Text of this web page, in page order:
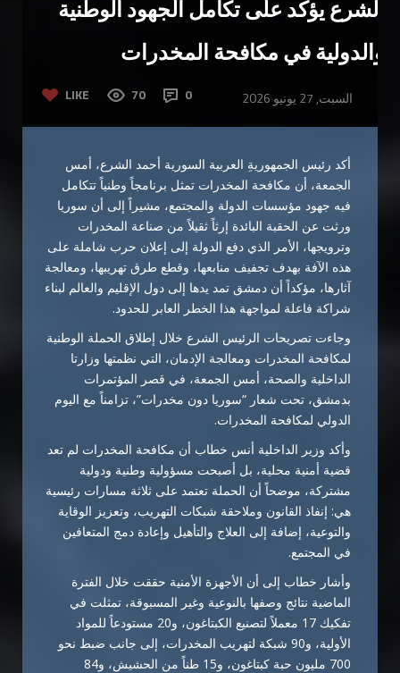
الشرع يؤكد على تكامل الجهود الوطنية
والدولية في مكافحة المخدرات
LIKE 70 0 السبت, 27 يونيو 2026
أكد رئيس الجمهوريةِ العربية السورية أحمد الشرع، أمس
الجمعة، أن مكافحة المخدرات تمثل برنامجاً وطنياً تتكامل
فيه جهود مؤسسات الدولة والمجتمع، مشيراً إلى أن سوريا
ورثت عن الحقبة البائدة إرثاً ثقيلاً من صناعة المخدرات
وترويجها، الأمر الذي دفع الدولة إلى إعلان حرب شاملة على
هذه الآفة بهدف تجفيف منابعها، وقطع طرق تهريبها، ومعالجة
آثارها، مؤكداً أن دمشق تمد يدها إلى دول الإقليم والعالم لبناء
شراكة فاعلة لمواجهة هذا الخطر العابر للحدود.
وجاءت تصريحات الرئيس الشرع خلال إطلاق الحملة الوطنية
لمكافحة المخدرات ومعالجة الإدمان، التي نظمتها وزارتا
الداخلية والصحة، أمس الجمعة، في قصر المؤتمرات
بدمشق، تحت شعار “سوريا دون مخدرات”، تزامناً مع اليوم
الدولي لمكافحة المخدرات.
وأكد وزير الداخلية أنس خطاب أن مكافحة المخدرات لم تعد
قضية أمنية محلية، بل أصبحت مسؤولية وطنية ودولية
مشتركة، موضحاً أن الحملة تعتمد على ثلاثة مسارات رئيسية
هي: إنفاذ القانون وملاحقة شبكات التهريب، وتعزيز الوقاية
والتوعية، إضافة إلى العلاج والتأهيل وإعادة دمج المتعافين
في المجتمع.
وأشار خطاب إلى أن الأجهزة الأمنية حققت خلال الفترة
الماضية نتائج وصفها بالنوعية وغير المسبوقة، تمثلت في
تفكيك 17 معملاً لتصنيع الكبتاغون، و20 مستودعاً للمواد
الأولية، و90 شبكة لتهريب المخدرات، إلى جانب ضبط نحو
700 مليون حبة كبتاغون، و15 طناً من الحشيش، و84